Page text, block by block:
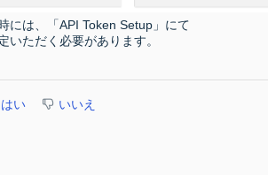
は、「API Token Setup」にて
ただく必要があります。
はい いいえ